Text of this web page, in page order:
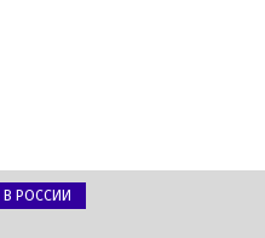
В РОССИИ